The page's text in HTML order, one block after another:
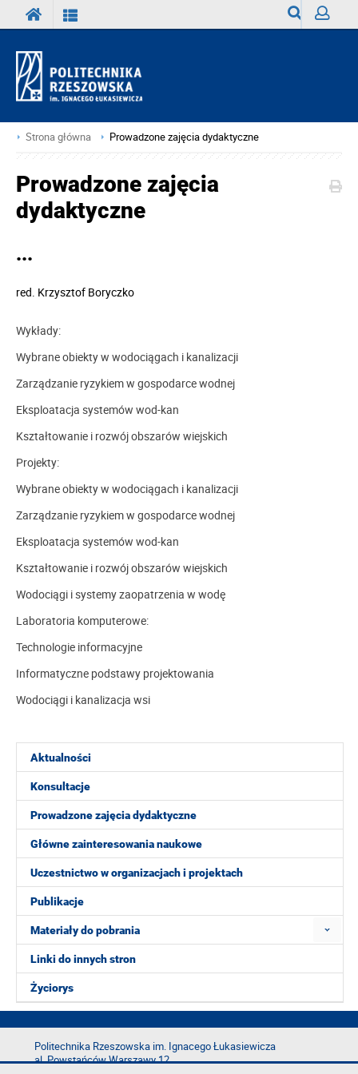
Strona główna Prowadzone zajęcia dydaktyczne
Aktualności
Konsultacje
Prowadzone zajęcia dydaktyczne
Główne zainteresowania naukowe
Uczestnictwo w organizacjach i projektach
Publikacje
Materiały do pobrania
Linki do innych stron
Życiorys
Prowadzone zajęcia
dydaktyczne
...
red. Krzysztof Boryczko
Wykłady:
Wybrane obiekty w wodociągach i kanalizacji
Zarządzanie ryzykiem w gospodarce wodnej
Eksploatacja systemów wod-kan
Kształtowanie i rozwój obszarów wiejskich
Projekty:
Wybrane obiekty w wodociągach i kanalizacji
Zarządzanie ryzykiem w gospodarce wodnej
Eksploatacja systemów wod-kan
Kształtowanie i rozwój obszarów wiejskich
Wodociągi i systemy zaopatrzenia w wodę
Laboratoria komputerowe:
Technologie informacyjne
Informatyczne podstawy projektowania
Wodociągi i kanalizacja wsi
Politechnika Rzeszowska im. Ignacego Łukasiewicza
al. Powstańców Warszawy 12